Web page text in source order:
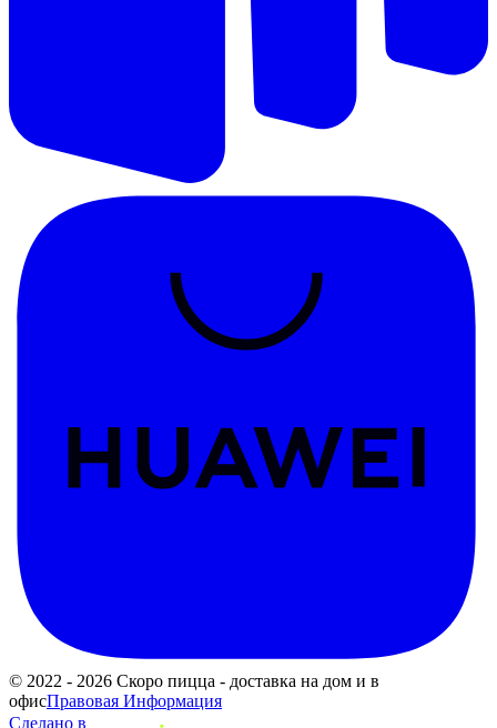
© 2022 - 2026 Скоро пицца - доставка на дом и в
офисПравовая Информация
Сделано в